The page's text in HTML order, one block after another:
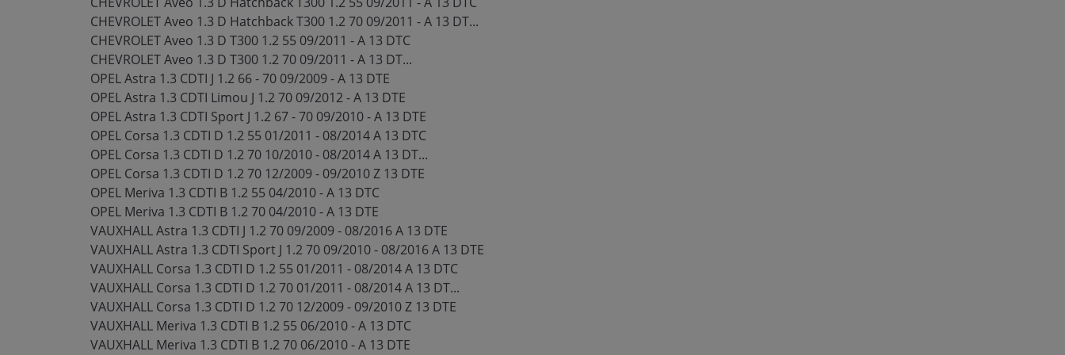
CHEVROLET Aveo 1.3 D Hatchback T300 1.2 70 09/2011 - A 13 DT...
CHEVROLET Aveo 1.3 D T300 1.2 55 09/2011 - A 13 DTC
CHEVROLET Aveo 1.3 D T300 1.2 70 09/2011 - A 13 DT...
OPEL Astra 1.3 CDTI J 1.2 66 - 70 09/2009 - A 13 DTE
OPEL Astra 1.3 CDTI Limou J 1.2 70 09/2012 - A 13 DTE
OPEL Astra 1.3 CDTI Sport J 1.2 67 - 70 09/2010 - A 13 DTE
OPEL Corsa 1.3 CDTI D 1.2 55 01/2011 - 08/2014 A 13 DTC
OPEL Corsa 1.3 CDTI D 1.2 70 10/2010 - 08/2014 A 13 DT...
OPEL Corsa 1.3 CDTI D 1.2 70 12/2009 - 09/2010 Z 13 DTE
OPEL Meriva 1.3 CDTI B 1.2 55 04/2010 - A 13 DTC
OPEL Meriva 1.3 CDTI B 1.2 70 04/2010 - A 13 DTE
VAUXHALL Astra 1.3 CDTI J 1.2 70 09/2009 - 08/2016 A 13 DTE
VAUXHALL Astra 1.3 CDTI Sport J 1.2 70 09/2010 - 08/2016 A 13 DTE
VAUXHALL Corsa 1.3 CDTI D 1.2 55 01/2011 - 08/2014 A 13 DTC
VAUXHALL Corsa 1.3 CDTI D 1.2 70 01/2011 - 08/2014 A 13 DT...
VAUXHALL Corsa 1.3 CDTI D 1.2 70 12/2009 - 09/2010 Z 13 DTE
VAUXHALL Meriva 1.3 CDTI B 1.2 55 06/2010 - A 13 DTC
VAUXHALL Meriva 1.3 CDTI B 1.2 70 06/2010 - A 13 DTE